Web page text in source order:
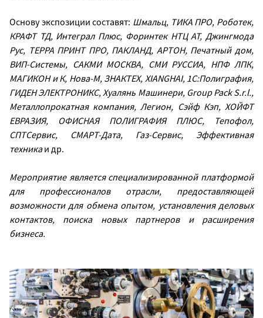
Основу экспозиции составят: Шмальц, ТИКА ПРО, Роботек,
КРАФТ ТД, Интеграл Плюс, Форинтек НТЦ АТ, Джингмода
Рус, ТЕРРА ПРИНТ ПРО, ПАКЛАНД, АРТОН, Печатный дом,
ВИП-Системы, САКМИ МОСКВА, СМИ РУССИА, НПФ ЛПК,
МАГИКОН и К, Нова-М, ЗНАКТЕХ, XIANGHAI, 1C:Полиграфия,
ГИДЕН ЭЛЕКТРОНИКС, Хуалянь Машинери, Group Pack S.r.l.,
Металлопрокатная компания, Легион, Сэйф Кэп, ХОЙФТ
ЕВРАЗИЯ, ОФИСНАЯ ПОЛИГРАФИЯ ПЛЮС, Тепофол,
СПТСервис, СМАРТ-Дата, Газ-Сервис, Эффективная
техникаи др.
Мероприятие является специализированной платформой
для профессионалов отрасли, предоставляющей
возможности для обмена опытом, установления деловых
контактов, поиска новых партнеров и расширения
бизнеса.